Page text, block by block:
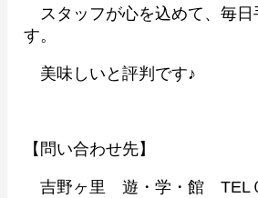
スタッフが心を込めて、毎日
す。
美味しいと評判です♪
【問い合わせ先】
吉野ヶ里 遊・学・館 TEL